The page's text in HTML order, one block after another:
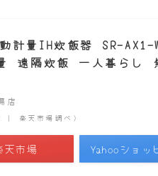
動計量IH炊飯器 SR-
遠隔炊飯 一人暮らし
店
楽天市場調べ）
天市場 Yahooショッ